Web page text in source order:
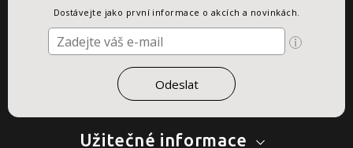
Užitečné informace
Dostávejte jako první informace o akcích a novinkách.